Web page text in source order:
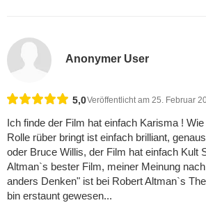
Anonymer User
5,0Veröffentlicht am 25. Februar
Ich finde der Film hat einfach Karisma !
Rolle rüber bringt ist einfach brilliant,
oder Bruce Willis, der Film hat einfach Kult
Altman`s bester Film, meiner Meinung
anders Denken" ist bei Robert Altman`s
bin erstaunt gewesen...